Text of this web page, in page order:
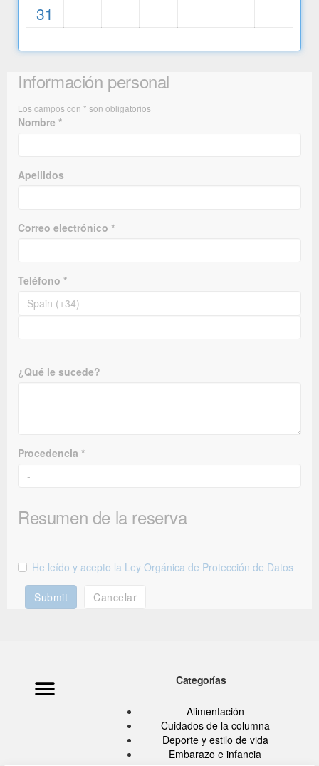
31
Información personal
Los campos con * son obligatorios
Nombre *
Apellidos
Correo electrónico *
Teléfono *
¿Qué le sucede?
Procedencia *
Resumen de la reserva
He leído y acepto la Ley Orgánica de Protección de Datos
Submit Cancelar
Categorías
Alimentación
Cuidados de la columna
Deporte y estilo de vida
Embarazo e infancia